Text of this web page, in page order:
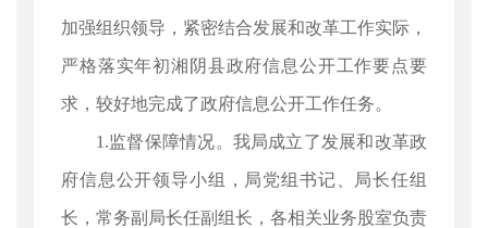
加强组织领导，紧密结合发展和改革工作实际，
严格落实年初湘阴县政府信息公开工作要点要
求，较好地完成了政府信息公开工作任务。
1.监督保障情况。我局成立了发展和改革政
府信息公开领导小组，局党组书记、局长任组
长，常务副局长任副组长，各相关业务股室负责